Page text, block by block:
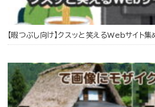
【暇つぶし向け】クスッと笑えるWebサイト集